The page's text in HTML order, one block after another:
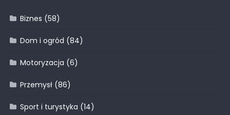
Biznes (58)
Dom i ogród (84)
Motoryzacja (6)
Przemysł(86)
Sport i turystyka (14)